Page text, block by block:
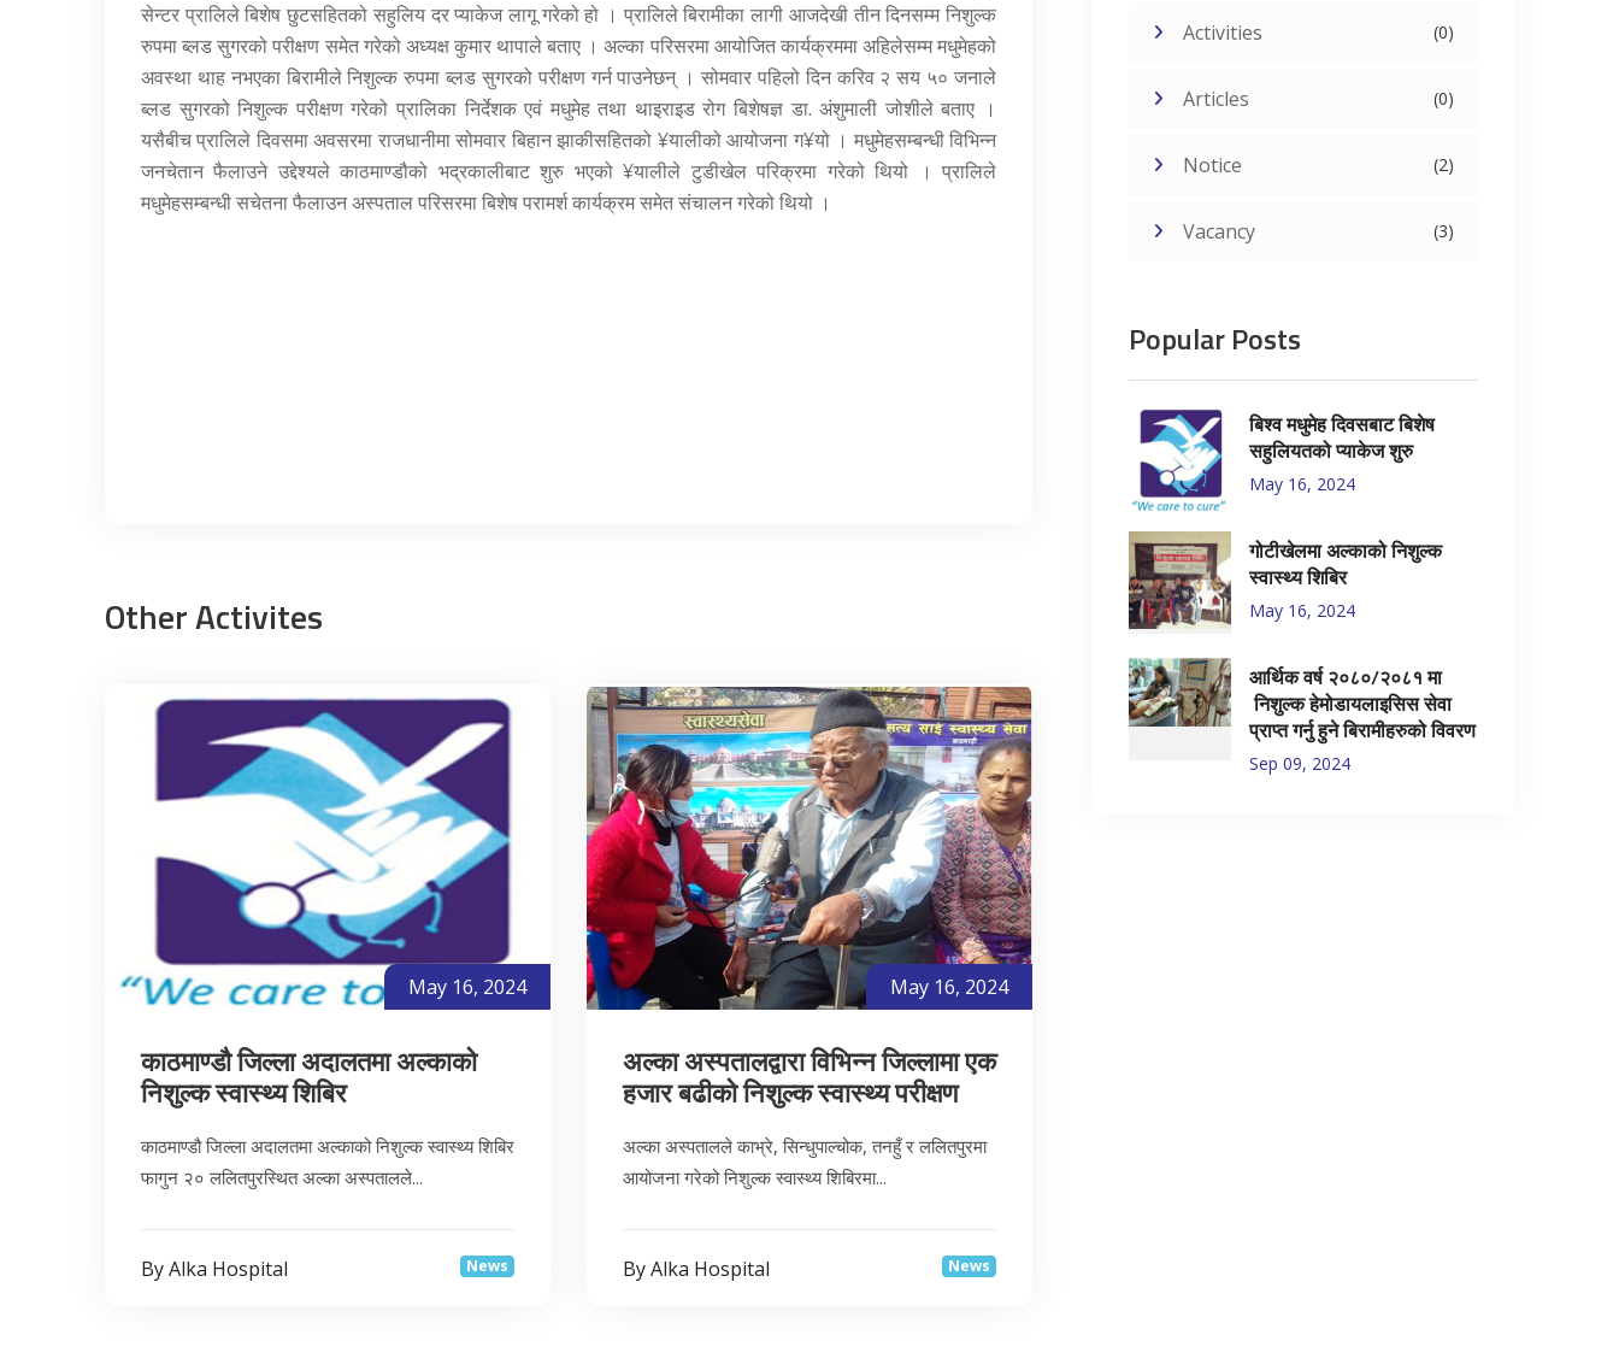
सेन्टर प्रालिले बिशेष छुटसहितको सहुलिय दर प्याकेज लागू गरेको हो । प्रालिले बिरामीका लागी आजदेखी तीन दिनसम्म निशुल्क
रुपमा ब्लड सुगरको परीक्षण समेत गरेको अध्यक्ष कुमार थापाले बताए । अल्का परिसरमा आयोजित कार्यक्रममा अहिलेसम्म मधुमेहको
अवस्था थाह नभएका बिरामीले निशुल्क रुपमा ब्लड सुगरको परीक्षण गर्न पाउनेछन् । सोमवार पहिलो दिन करिव २ सय ५० जनाले
ब्लड सुगरको निशुल्क परीक्षण गरेको प्रालिका निर्देशक एवं मधुमेह तथा थाइराइड रोग बिशेषज्ञ डा. अंशुमाली जोशीले बताए ।
यसैबीच प्रालिले दिवसमा अवसरमा राजधानीमा सोमवार बिहान झाकीसहितको ¥यालीको आयोजना ग¥यो । मधुमेहसम्बन्धी विभिन्न
जनचेतान फैलाउने उद्देश्यले काठमाण्डौको भद्रकालीबाट शुरु भएको ¥यालीले टुडीखेल परिक्रमा गरेको थियो । प्रालिले
मधुमेहसम्बन्धी सचेतना फैलाउन अस्पताल परिसरमा बिशेष परामर्श कार्यक्रम समेत संचालन गरेको थियो ।
Other Activites
May 16, 2024
काठमाण्डौ जिल्ला अदालतमा अल्काको
निशुल्क स्वास्थ्य शिबिर
काठमाण्डौ जिल्ला अदालतमा अल्काको निशुल्क स्वास्थ्य शिबिर
फागुन २० ललितपुरस्थित अल्का अस्पतालले...
By Alka Hospital News
May 16, 2024
अल्का अस्पतालद्वारा विभिन्न जिल्लामा एक
हजार बढीको निशुल्क स्वास्थ्य परीक्षण
अल्का अस्पतालले काभ्रे, सिन्धुपाल्चोक, तनहुँ र ललितपुरमा
आयोजना गरेको निशुल्क स्वास्थ्य शिबिरमा...
By Alka Hospital News
Activities (0)
Articles (0)
Notice (2)
Vacancy (3)
Popular Posts
बिश्व मधुमेह दिवसबाट बिशेष
सहुलियतको प्याकेज शुरु
May 16, 2024
गोटीखेलमा अल्काको निशुल्क
स्वास्थ्य शिबिर
May 16, 2024
आर्थिक वर्ष २०८०/२०८१ मा
निशुल्क हेमोडायलाइसिस सेवा
प्राप्त गर्नु हुने बिरामीहरुको विवरण
Sep 09, 2024